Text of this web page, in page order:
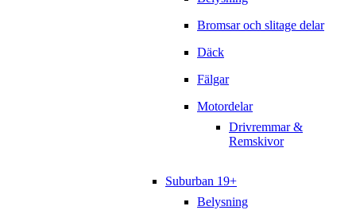
Bromsar och slitage delar
Däck
Fälgar
Motordelar
Drivremmar &
Remskivor
Suburban 19+
Belysning